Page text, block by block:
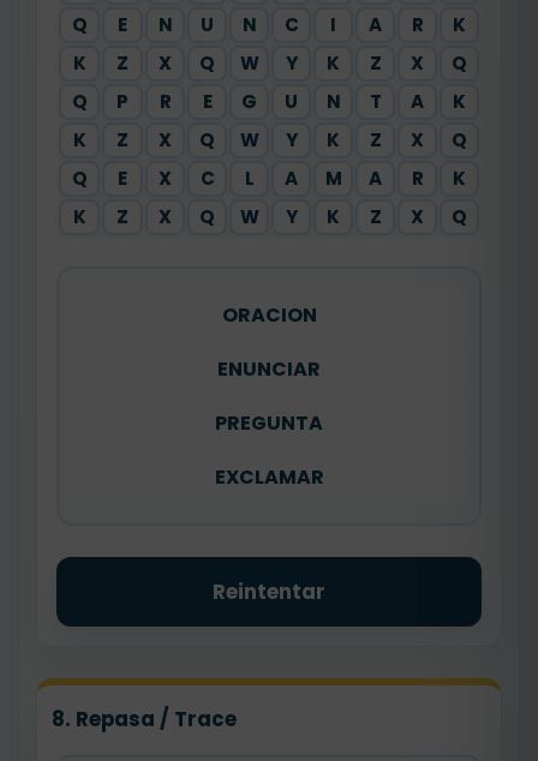
Q
E N U N C I A R
K
K
Z X Q W Y K Z X
Q
Q
P R E G U N T A
K
K
Z X Q W Y K Z X
Q
Q
E X C L A M A R
K
K
Z X Q W Y K Z X Q
ORACION
ENUNCIAR
PREGUNTA
EXCLAMAR
Reintentar
8. Repasa / Trace